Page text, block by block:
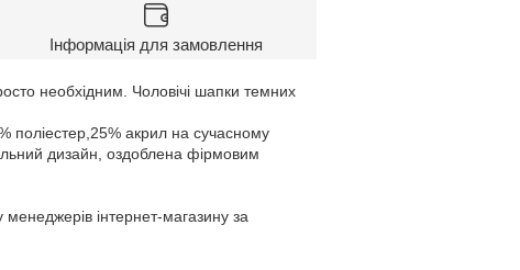
Інформація для замовлення
необхідним. Чоловічі шапки темних
поліестер,25% акрил на сучасному
дизайн, оздоблена фірмовим
менеджерів інтернет-магазину за